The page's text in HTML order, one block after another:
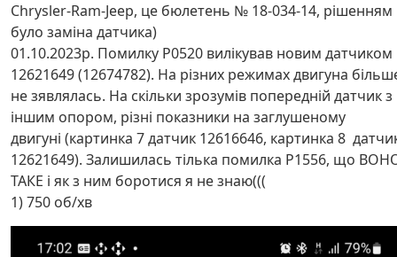
Chrysler-Ram-Jeep, це бюлетень № 18-034-14, рішенням
було заміна датчика)
01.10.2023p. Помилку Р0520 вилікував новим датчиком
12621649 (12674782). На різних режимах двигуна
не зявлялась. На скільки зрозумів попередній датчик з
іншим опором, різні показники на заглушеному
двигуні (картинка 7 датчик 12616646, картинка 8
12621649). Залишилась тілька помилка Р1556, що
ТАКЕ і як з ним боротися я не знаю(((
1) 750 об/хв